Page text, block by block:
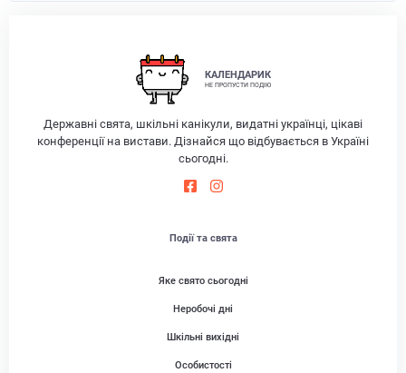
КАЛЕНДАРИК
НЕ ПРОПУСТИ ПОДІЮ
Державні свята, шкільні канікули, видатні українці, цікаві
конференції на вистави. Дізнайся що відбувається в Україні
сьогодні.
Події та свята
Яке свято сьогодні
Неробочі дні
Шкільні вихідні
Особистості